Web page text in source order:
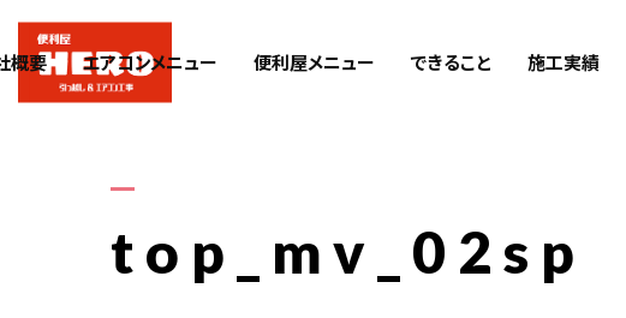
概要 エアコンメニュー 便利屋メニュー できること 施工実績
top_mv_02sp